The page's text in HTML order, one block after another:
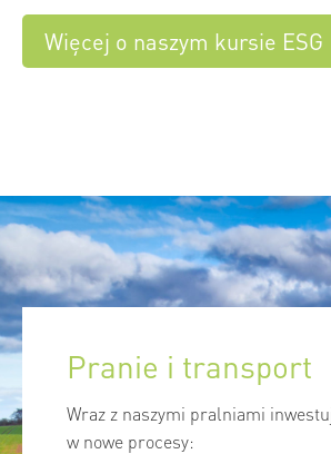
Więcej o naszym kursie ESG
Pranie i transport
Wraz z naszymi pralniami
w nowe procesy: